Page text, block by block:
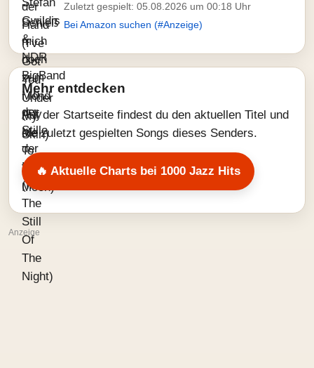
Zuletzt gespielt: 05.08.2026 um 00:18 Uhr
Bei Amazon suchen (#Anzeige)
Mehr entdecken
Auf der Startseite findest du den aktuellen Titel und
die zuletzt gespielten Songs dieses Senders.
🔥 Aktuelle Charts bei 1000 Jazz Hits
Anzeige